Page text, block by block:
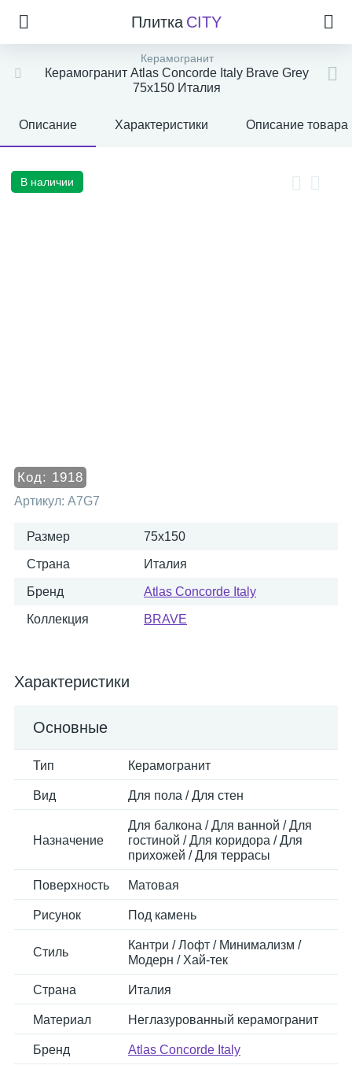
Плитка CITY
Керамогранит
Керамогранит Atlas Concorde Italy Brave Grey
75x150 Италия
Описание Характеристики Описание товара
В наличии
Код: 1918
Артикул: A7G7
Размер 75x150
Страна Италия
Бренд Atlas Concorde Italy
Коллекция BRAVE
Характеристики
Основные
Тип Керамогранит
Вид Для пола / Для стен
Назначение
Для балкона / Для ванной / Для
гостиной / Для коридора / Для
прихожей / Для террасы
Поверхность Матовая
Рисунок Под камень
Стиль
Кантри / Лофт / Минимализм /
Модерн / Хай-тек
Страна Италия
Материал Неглазурованный керамогранит
Бренд Atlas Concorde Italy